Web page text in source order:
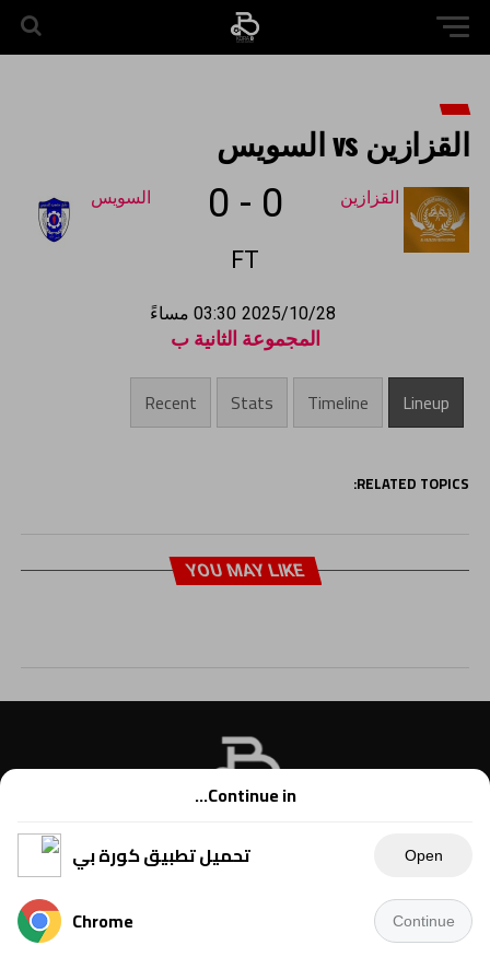
القزازين vs السويس
القزازين 0
-
0
FT
السويس
2025/10/28 03:30 مساءً
المجموعة الثانية ب
Lineup
Timeline
Stats
Recent
RELATED TOPICS:
YOU MAY LIKE
Copyright © 2021 Kora B, powered by Ahmednet.info
Continue in...
تحميل تطبيق كورة بي
Open
Chrome Continue